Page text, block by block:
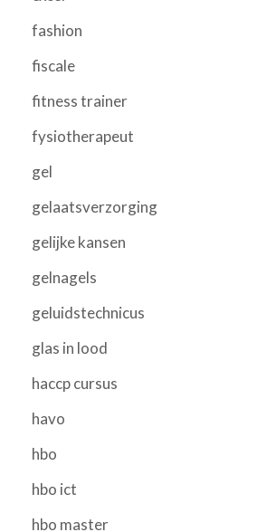
fashion
fiscale
fitness trainer
fysiotherapeut
gel
gelaatsverzorging
gelijke kansen
gelnagels
geluidstechnicus
glas in lood
haccp cursus
havo
hbo
hbo ict
hbo master